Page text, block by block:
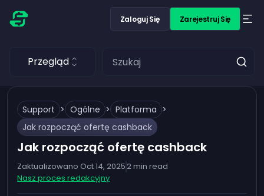
Zaloguj Się Zarejestruj Się
Przegląd
Support > Ogólne > Platforma >
Jak rozpocząć ofertę cashback
Jak rozpocząć ofertę cashback
Zaktualizowano Oct 14, 20252min read
Nasz proces redakcyjny